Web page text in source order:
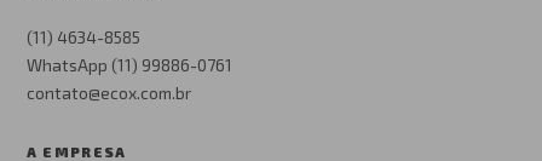
(11) 4634-8585
WhatsApp (11) 99886-0761
contato@ecox.com.br
A EMPRESA